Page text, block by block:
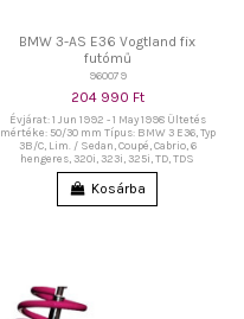
BMW 3-AS E36 Vogtland fix
futómű
960079
204 990 Ft
Évjárat: 1 Jun 1992 - 1 May 1998 Ültetés
mértéke: 50/30 mm Típus: BMW 3 E36, Typ
3B/C, Lim. / Sedan, Coupé, Cabrio, 6
hengeres, 320i, 323i, 325i, TD, TDS
Kosárba